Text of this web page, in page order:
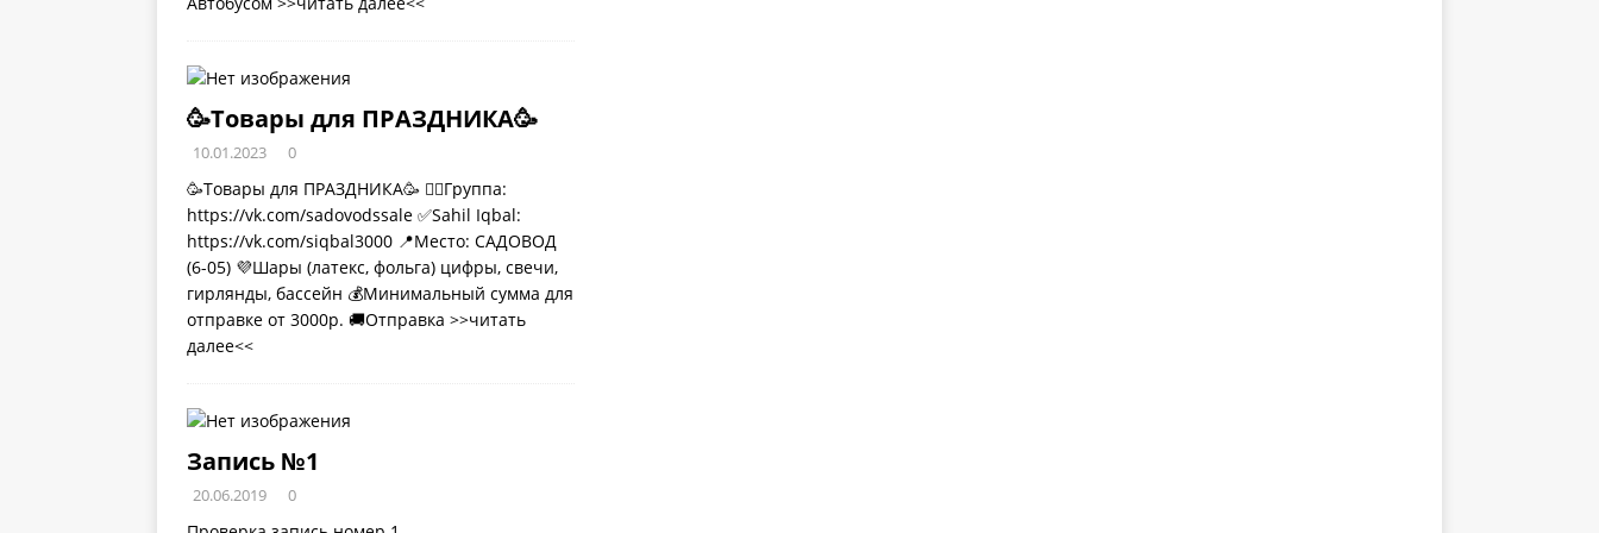
🥳Товары для ПРАЗДНИКА🥳
10.01.2023 0
🥳Товары для ПРАЗДНИКА🥳 👉🏻Группа:
https://vk.com/sadovodssale ✅Sahil Iqbal:
https://vk.com/siqbal3000 📍Место: САДОВОД
(6-05) 💜Шары (латекс, фольга) цифры, свечи,
гирлянды, бассейн 💰Минимальный сумма для
отправке от 3000р. 🚚Отправка >>читать
далее<<
Запись №1
20.06.2019 0